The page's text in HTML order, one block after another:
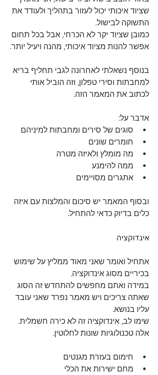
שציוד איכותי יכול לעזור בתהליך ולעודד את
התשוקה לבישול.
כמובן שציוד יקר לא הכרחי, אבל בכל תחום
אפשר להנות מציוד איכותי, מהנה ויעיל יותר.
בנוסף נשאלתי לאחרונה לגבי תחליף בריא
למחבתות וסירי טפלון, וזה הוביל אותי
לכתוב את המאמר הזה.
אדבר על:
סוגים של סירים ומחבתות למיניהם
חומרים שונים
מה מומלץ ולאיזה מטרה
ממה להימנע
אתגרים מסויימים
ובסוף המאמר יש סיכום והמלצות עם איזה
כלים בדיוק כדאי להתחיל.
אינדוקציה
אתחיל ואומר שאני מאוד ממליץ על שימוש
בכיריים מסוג אינדוקציה.
במידה ואתם מחפשים להתחדש זה הסוג
שאתה צריכים ויש מאמר נפרד שאני עובד
עליו בנושא.
שימו לב, אינדוקציה זה לא כירה חשמלית.
אלה טכנולוגיות שונות לחלוטין.
חימום בעזרת מגנטים
מחם ישירות את הכלי